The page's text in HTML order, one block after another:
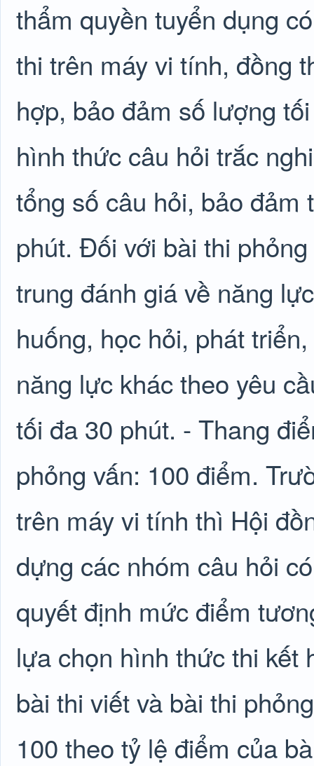
thẩm quyền tuyển dụng
thi trên máy vi tính, đồng
hợp, bảo đảm số lượng
hình thức câu hỏi trắc
tổng số câu hỏi, bảo đảm
phút. Đối với bài thi
trung đánh giá về năng
huống, học hỏi, phát
năng lực khác theo yêu
tối đa 30 phút. - Thang
phỏng vấn: 100 điểm.
trên máy vi tính thì Hội
dựng các nhóm câu hỏi
quyết định mức điểm
lựa chọn hình thức thi kết
bài thi viết và bài thi
100 theo tỷ lệ điểm của